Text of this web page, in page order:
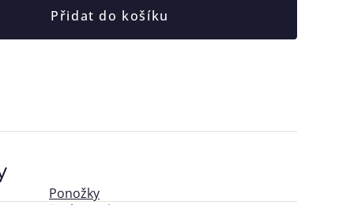
Přidat do košíku
Ponožky